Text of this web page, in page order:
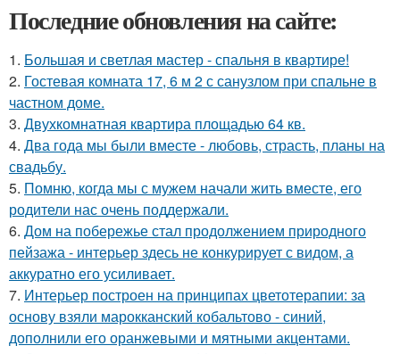
Последние обновления на сайте:
1. Большая и светлая мастер - спальня в квартире!
2. Гостевая комната 17, 6 м 2 с санузлом при спальне в
частном доме.
3. Двухкомнатная квартира площадью 64 кв.
4. Два года мы были вместе - любовь, страсть, планы на
свадьбу.
5. Помню, когда мы с мужем начали жить вместе, его
родители нас очень поддержали.
6. Дом на побережье стал продолжением природного
пейзажа - интерьер здесь не конкурирует с видом, а
аккуратно его усиливает.
7. Интерьер построен на принципах цветотерапии: за
основу взяли марокканский кобальтово - синий,
дополнили его оранжевыми и мятными акцентами.